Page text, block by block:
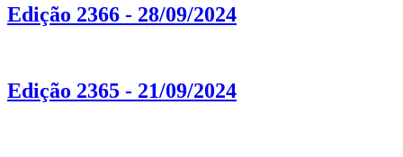
Edição 2366 - 28/09/2024
Edição 2365 - 21/09/2024